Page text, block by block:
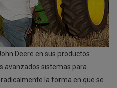
Deere en sus productos
avanzados sistemas para
la forma en que se